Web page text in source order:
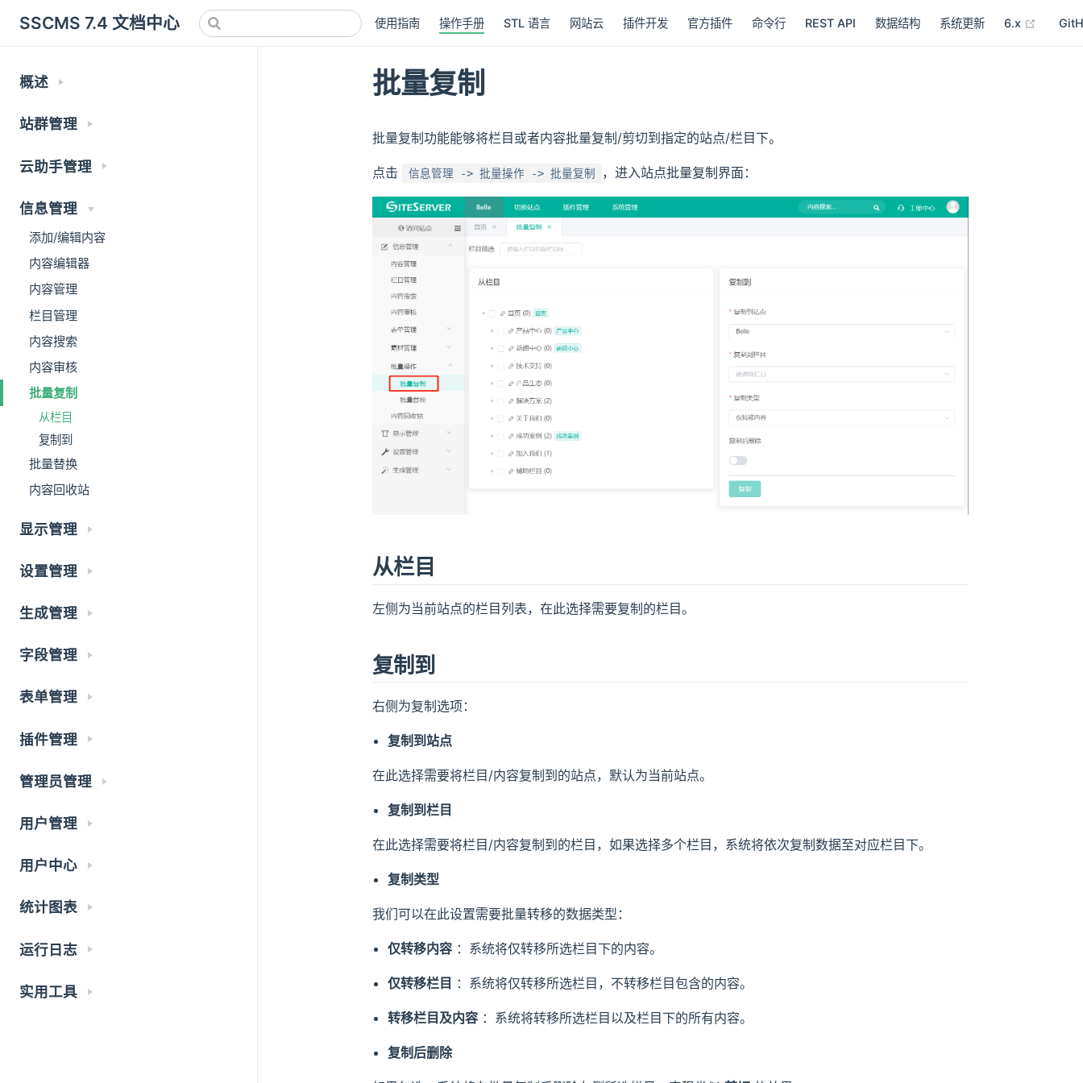
SSCMS 7.4 文档中心 使用指南 操作手册 STL 语言 网站云 插件开发 官方插件 命令行 REST API 数据结构 系统更新 6.x (opens
概述
站群管理
云助手管理
信息管理
添加/编辑内容
内容编辑器
内容管理
栏目管理
内容搜索
内容审核
批量复制
从栏目
复制到
批量替换
内容回收站
显示管理
设置管理
生成管理
字段管理
表单管理
插件管理
管理员管理
用户管理
用户中心
统计图表
运行日志
实用工具
批量复制
批量复制功能能够将栏目或者内容批量复制/剪切到指定的站点/栏目下。
点击 信息管理 -> 批量操作 -> 批量复制 ，进入站点批量复制界面：
从栏目
左侧为当前站点的栏目列表，在此选择需要复制的栏目。
复制到
右侧为复制选项：
复制到站点
在此选择需要将栏目/内容复制到的站点，默认为当前站点。
复制到栏目
在此选择需要将栏目/内容复制到的栏目，如果选择多个栏目，系统将依次复制数据至对应栏目下。
复制类型
我们可以在此设置需要批量转移的数据类型：
仅转移内容 ：系统将仅转移所选栏目下的内容。
仅转移栏目 ：系统将仅转移所选栏目，不转移栏目包含的内容。
转移栏目及内容 ：系统将转移所选栏目以及栏目下的所有内容。
复制后删除